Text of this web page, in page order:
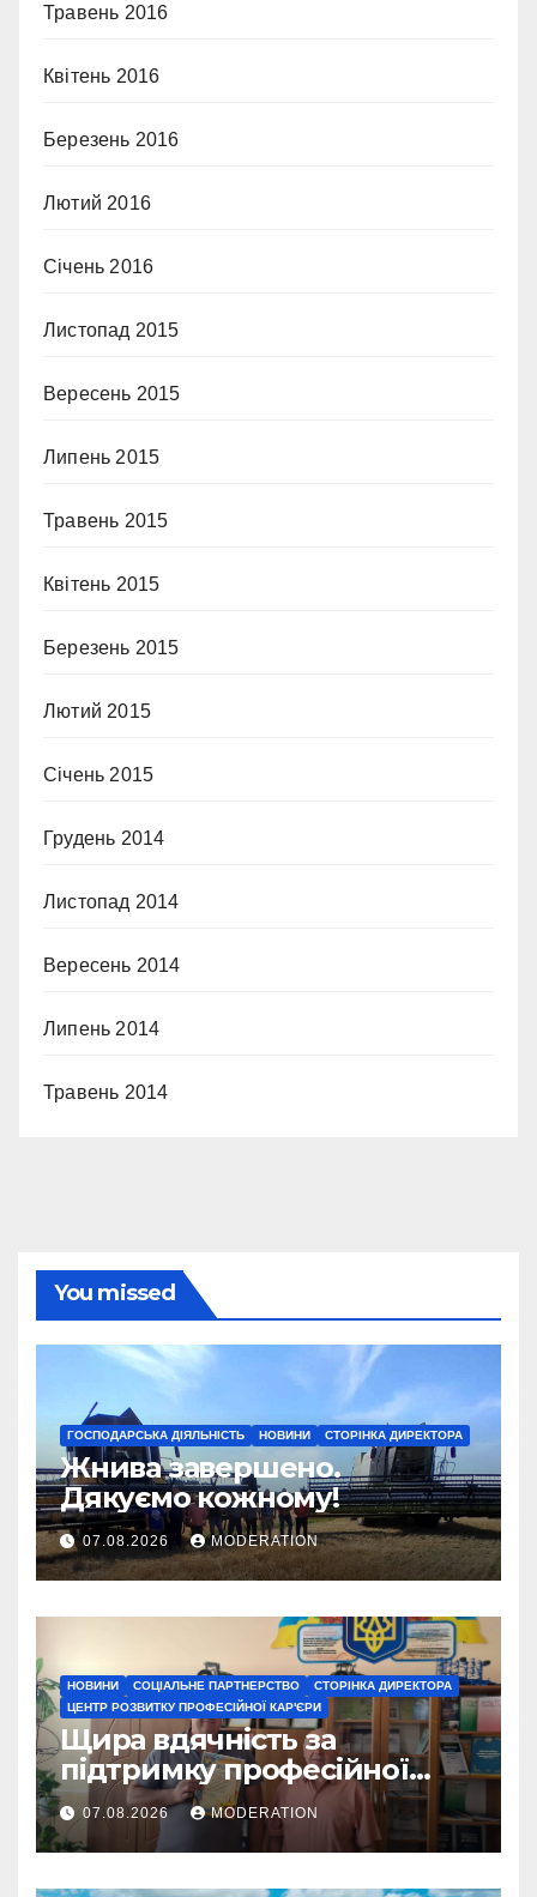
Травень 2016
Квітень 2016
Березень 2016
Лютий 2016
Січень 2016
Листопад 2015
Вересень 2015
Липень 2015
Травень 2015
Квітень 2015
Березень 2015
Лютий 2015
Січень 2015
Грудень 2014
Листопад 2014
Вересень 2014
Липень 2014
Травень 2014
You missed
ГОСПОДАРСЬКА ДІЯЛЬНІСТЬ НОВИНИ СТОРІНКА ДИРЕКТОРА
Жнива завершено.
Дякуємо кожному!
07.08.2026 MODERATION
НОВИНИ СОЦІАЛЬНЕ ПАРТНЕРСТВО
СТОРІНКА ДИРЕКТОРА
ЦЕНТР РОЗВИТКУ ПРОФЕСІЙНОЇ КАР'ЄРИ
Щира вдячність за
підтримку професійної
освіти
07.08.2026 MODERATION